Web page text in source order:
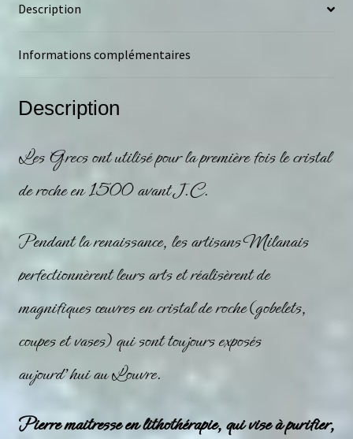
Description
Informations complémentaires
Description
Les Grecs ont utilisé pour la première fois lecristal
de rocheen 1500 avant J.C.
Pendant la renaissance, les artisans Milanais
perfectionnèrent leurs arts et réalisèrent de
magnifiques œuvres encristal de roche(gobelets,
coupes et vases) qui sont toujours exposés
aujourd’hui au Louvre.
Pierre maitresse en lithothérapie, qui vise à purifier,